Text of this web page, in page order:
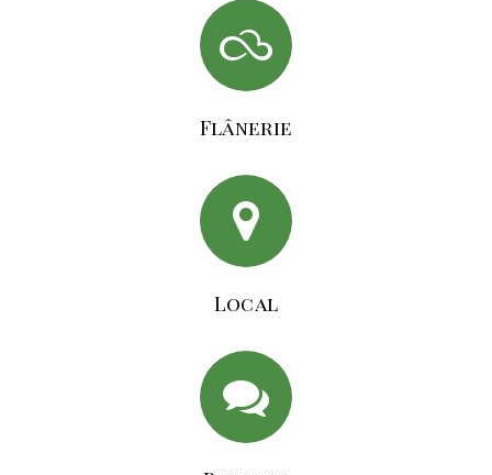
Flânerie
Local